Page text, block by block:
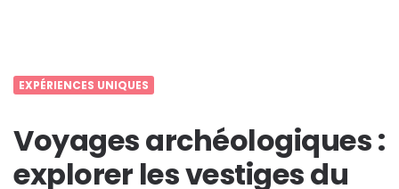
EXPÉRIENCES UNIQUES
Voyages archéologiques :
explorer les vestiges du